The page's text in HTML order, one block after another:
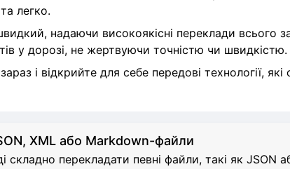
легко.
надаючи високоякісні переклади всього
у дорозі, не жертвуючи точністю чи швидкістю.
і відкрийте для себе передові технології,
XML або Markdown-файли
перекладати певні файли, такі як JSON